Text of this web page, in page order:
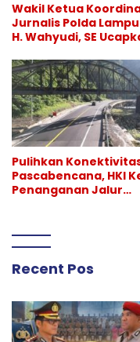
Wakil Ketua
Jurnalis Polda
H. Wahyudi, SE
Kapolresta Bandar
Lampung
Pulihkan
Pascabencana, HKI
Penanganan Jalur
Recent Pos